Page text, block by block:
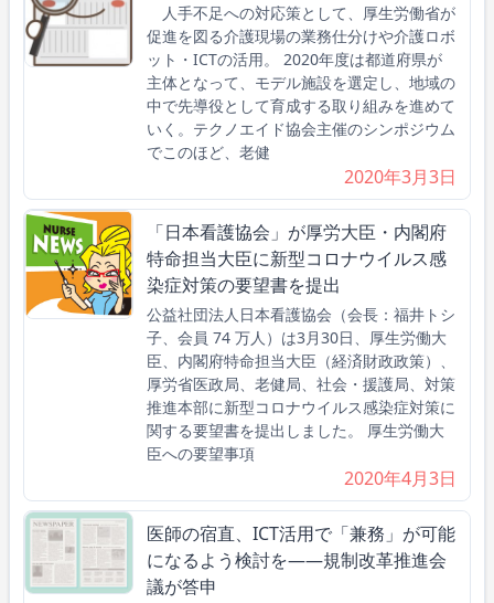
人手不足への対応策として、厚生労働省が
促進を図る介護現場の業務仕分けや介護ロボ
ット・ICTの活用。 2020年度は都道府県が
主体となって、モデル施設を選定し、地域の
中で先導役として育成する取り組みを進めて
いく。テクノエイド協会主催のシンポジウム
でこのほど、老健
2020年3月3日
「日本看護協会」が厚労大臣・内閣府
特命担当大臣に新型コロナウイルス感
染症対策の要望書を提出
公益社団法人日本看護協会（会長：福井トシ
子、会員 74 万人）は3月30日、厚生労働大
臣、内閣府特命担当大臣（経済財政政策）、
厚労省医政局、老健局、社会・援護局、対策
推進本部に新型コロナウイルス感染症対策に
関する要望書を提出しました。 厚生労働大
臣への要望事項
2020年4月3日
医師の宿直、ICT活用で「兼務」が可能
になるよう検討を――規制改革推進会
議が答申